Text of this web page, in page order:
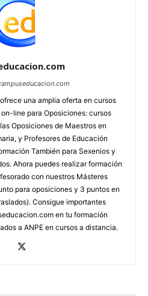
una amplia oferta en cursos
line para Oposiciones: cursos
Oposiciones de Maestros en
y Profesores de Educación
También para Sexenios y
Ahora puedes realizar formación
con nuestros Másteres
para oposiciones y 3 puntos en
Consigue importantes
en tu formación
a ANPE en cursos a distancia.